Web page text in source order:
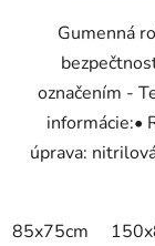
Gumenná
označením -
informácie:•
úprava:
85x75cm